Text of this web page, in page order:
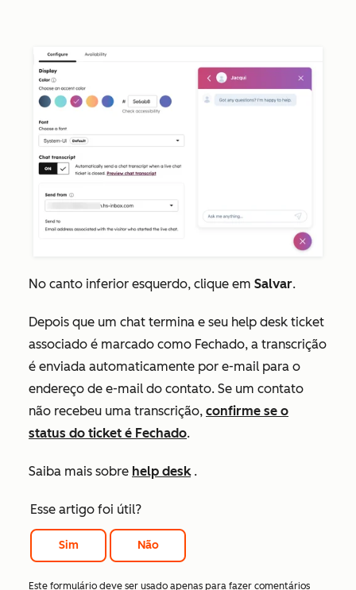
No canto inferior esquerdo, clique em Salvar.
Depois que um chat termina e seu help desk ticket
associado é marcado como Fechado, a transcrição
é enviada automaticamente por e-mail para o
endereço de e-mail do contato. Se um contato
não recebeu uma transcrição, confirme se o
status do ticket é Fechado.
Saiba mais sobre help desk.
Esse artigo foi útil?
Sim Não
Este formulário deve ser usado apenas para fazer comentários